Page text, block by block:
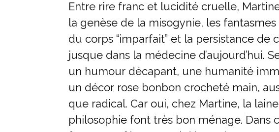
Entre rire franc et lucidité cruelle,
la genèse de la misogynie, les
du corps “imparfait” et la persistance de
jusque dans la médecine d’aujourd’hui.
un humour décapant, une humanité
un décor rose bonbon crocheté main,
que radical. Car oui, chez Martine, la
philosophie font très bon ménage. Dans